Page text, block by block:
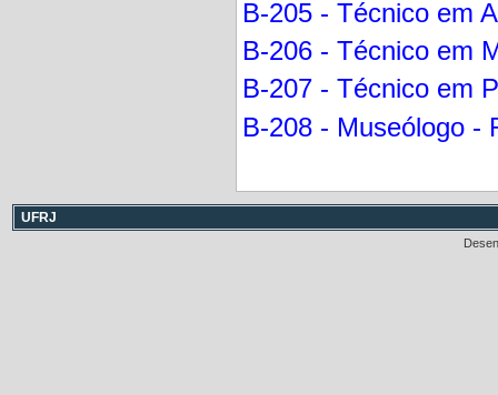
B-205 - Técnico em
B-206 - Técnico em
B-207 - Técnico em
B-208 - Museólogo -
UFRJ